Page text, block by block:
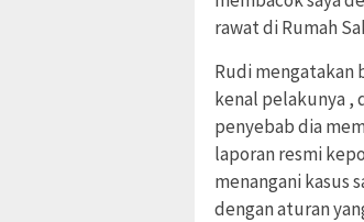
rawat di Rumah
Rudi mengatakan
kenal pelakunya ,
penyebab dia
laporan resmi
menangani kasus
dengan aturan